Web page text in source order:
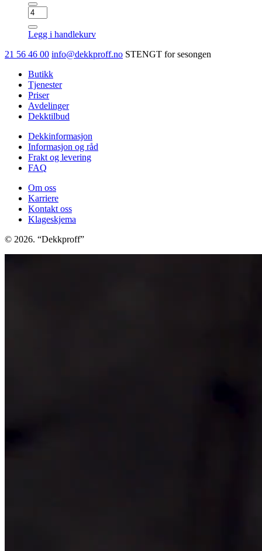
MAGNETTO
Stålfälg
antall
Legg i handlekurv
21 56 46 00 info@dekkproff.no STENGT for sesongen
Butikk
Tjenester
Priser
Avdelinger
Dekktilbud
Dekkinformasjon
Informasjon og råd
Frakt og levering
FAQ
Om oss
Karriere
Kontakt oss
Klageskjema
© 2026. “Dekkproff”